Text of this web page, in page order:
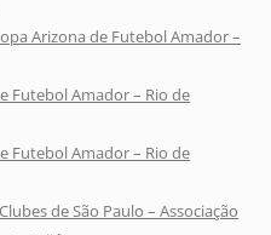
Arizona de Futebol Amador –
Futebol Amador – Rio de
Futebol Amador – Rio de
Clubes de São Paulo – Associação